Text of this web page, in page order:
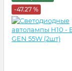
-47.27 %